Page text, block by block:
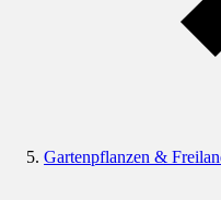
Gartenpflanzen &